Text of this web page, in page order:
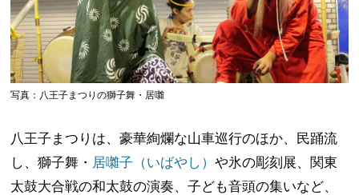
写真：八王子まつりの獅子舞・居囃
八王子まつりは、豪華絢爛な山車巡行のほか、民踊流
し、獅子舞・ 居囃子（いばやし）や氷の彫刻展、関東
太鼓大合戦の和太鼓の演奏、子ども音頭の集いなど、